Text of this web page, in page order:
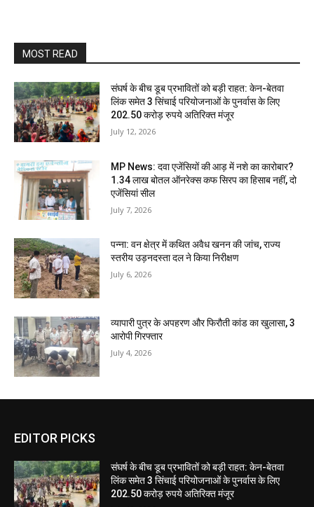
MOST READ
संघर्ष के बीच डूब प्रभावितों को बड़ी राहत: केन-बेतवा
लिंक समेत 3 सिंचाई परियोजनाओं के पुनर्वास के लिए
202.50 करोड़ रुपये अतिरिक्त मंजूर
July 12, 2026
MP News: दवा एजेंसियों की आड़ में नशे का कारोबार?
1.34 लाख बोतल ऑनरेक्स कफ सिरप का हिसाब नहीं, दो
एजेंसियां सील
July 7, 2026
पन्ना: वन क्षेत्र में कथित अवैध खनन की जांच, राज्य
स्तरीय उड़नदस्ता दल ने किया निरीक्षण
July 6, 2026
व्यापारी पुत्र के अपहरण और फिरौती कांड का खुलासा, 3
आरोपी गिरफ्तार
July 4, 2026
EDITOR PICKS
संघर्ष के बीच डूब प्रभावितों को बड़ी राहत: केन-बेतवा
लिंक समेत 3 सिंचाई परियोजनाओं के पुनर्वास के लिए
202.50 करोड़ रुपये अतिरिक्त मंजूर